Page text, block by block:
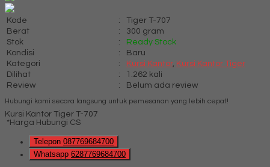
Kode :
Tiger T-707
Berat
:
300 gram
Stok
:
Ready Stock
Kondisi
:
Baru
Kategori
: Kursi Kantor, Kursi Kantor Tiger
Dilihat
:
1.262 kali
Review
: Belum ada review
Hubungi kami secara langsung untuk pemesanan yang lebih cepat!
Kursi Kantor Tiger T-707
*Harga Hubungi CS
Telepon 087769684700
Whatsapp 6287769684700